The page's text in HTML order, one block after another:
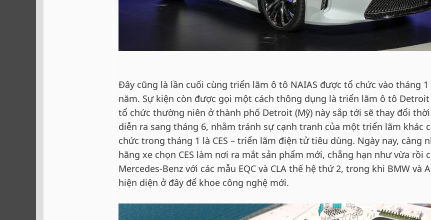
Đây cũng là lần cuối cùng triển lãm ô tô NAIAS được tổ chức vào tháng
năm. Sự kiện còn được gọi một cách thông dụng là triển lãm ô tô
tổ chức thường niên ở thành phố Detroit (Mỹ) này sắp tới sẽ thay đổi
diễn ra sang tháng 6, nhằm tránh sự cạnh tranh của một triển lãm khác
chức trong tháng 1 là CES – triển lãm điện tử tiêu dùng. Ngày nay, càng
hãng xe chọn CES làm nơi ra mắt sản phẩm mới, chẳng hạn như vừa rồi
Mercedes-Benz với các mẫu EQC và CLA thế hệ thứ 2, trong khi BMW và
hiện diện ở đây để khoe công nghệ mới.